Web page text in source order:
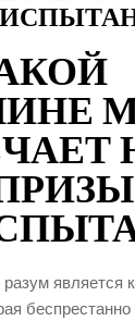
является